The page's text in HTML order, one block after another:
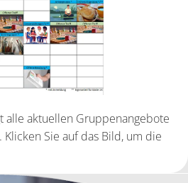
alle aktuellen Gruppenangebote
Sie auf das Bild, um die